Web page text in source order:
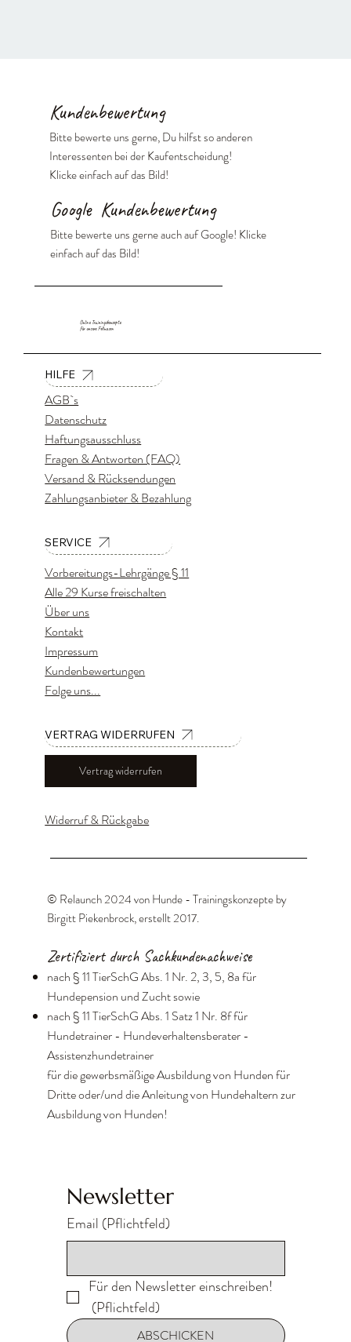
HILFE
AGB`s
Datenschutz
Haftungsausschluss
Fragen & Antworten (FAQ)
Versand & Rücksendungen
Zahlungsanbieter & Bezahlung
SERVICE
Vorbereitungs-Lehrgänge § 11
Alle 29 Kurse freischalten
Über uns
Kontakt
Impressum
Kundenbewertungen
Folge uns...
VERTRAG WIDERRUFEN
Vertrag widerrufen
Widerruf & Rückgabe
Kundenbewertung
Bitte bewerte uns gerne, Du hilfst so anderen
Interessenten bei der Kaufentscheidung!
Klicke einfach auf das Bild!
Google Kundenbewertung
Bitte bewerte uns gerne auch auf Google! Klicke
einfach auf das Bild!
Online Trainingskonzepte
für unsere Fellnasen
© Relaunch 2024 von Hunde - Trainingskonzepte by
Birgitt Piekenbrock, erstellt 2017.
Zertifiziert durch Sachkundenachweise
nach § 11 TierSchG Abs. 1 Nr. 2, 3, 5, 8a für
Hundepension und Zucht sowie
nach § 11 TierSchG Abs. 1 Satz 1 Nr. 8f für
Hundetrainer - Hundeverhaltensberater -
Assistenzhundetrainer
für die gewerbsmäßige Ausbildung von Hunden für
Dritte oder/und die Anleitung von Hundehaltern zur
Ausbildung von Hunden!
Newsletter
Email (Pflichtfeld)
Für den Newsletter einschreiben!
(Pflichtfeld)
ABSCHICKEN